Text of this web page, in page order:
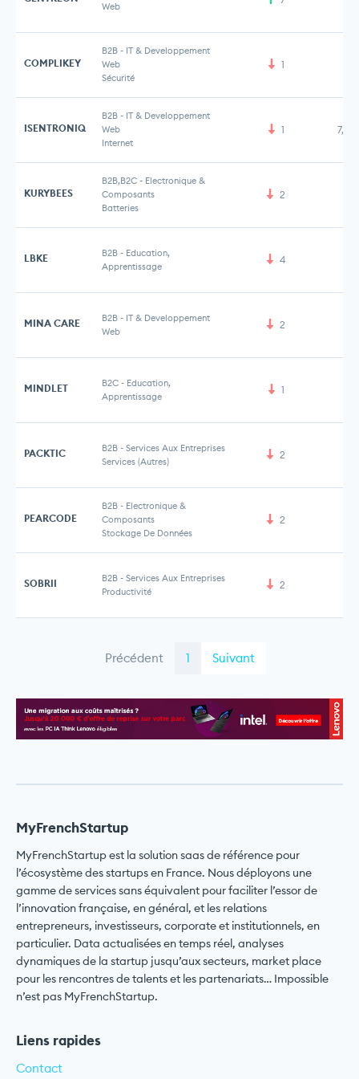
Web
COMPLIKEY
B2B - IT & Developpement
Web
Sécurité
1
ISENTRONIQ
B2B - IT & Developpement
Web
Internet
1
KURYBEES
B2B,B2C - Electronique &
Composants
Batteries
2
LBKE B2B - Education,
Apprentissage
4
MINA CARE B2B - IT & Developpement
Web
2
MINDLET B2C - Education,
Apprentissage
1
PACKTIC B2B - Services Aux Entreprises
Services (Autres)
2
PEARCODE
B2B - Electronique &
Composants
Stockage De Données
2
SOBRII B2B - Services Aux Entreprises
Productivité
2
Précédent 1 Suivant
MyFrenchStartup
MyFrenchStartup est la solution saas de référence pour
l’écosystème des startups en France. Nous déployons une
gamme de services sans équivalent pour faciliter l’essor de
l’innovation française, en général, et les relations
entrepreneurs, investisseurs, corporate et institutionnels, en
particulier. Data actualisées en temps réel, analyses
dynamiques de la startup jusqu’aux secteurs, market place
pour les rencontres de talents et les partenariats… Impossible
n’est pas MyFrenchStartup.
Liens rapides
Contact